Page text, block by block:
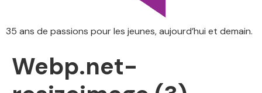
35 ans de passions pour les jeunes, aujourd’hui et demain.
Webp.net-